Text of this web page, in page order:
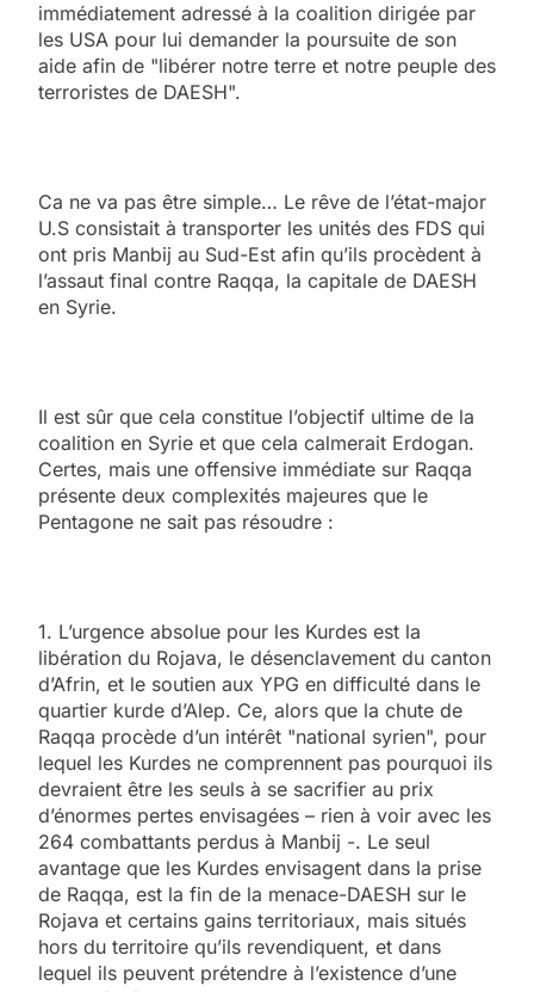
immédiatement adressé à la coalition dirigée par
les USA pour lui demander la poursuite de son
aide afin de "libérer notre terre et notre peuple des
terroristes de DAESH".
Ca ne va pas être simple… Le rêve de l’état-major
U.S consistait à transporter les unités des FDS qui
ont pris Manbij au Sud-Est afin qu’ils procèdent à
l’assaut final contre Raqqa, la capitale de DAESH
en Syrie.
Il est sûr que cela constitue l’objectif ultime de la
coalition en Syrie et que cela calmerait Erdogan.
Certes, mais une offensive immédiate sur Raqqa
présente deux complexités majeures que le
Pentagone ne sait pas résoudre :
1. L’urgence absolue pour les Kurdes est la
libération du Rojava, le désenclavement du canton
d’Afrin, et le soutien aux YPG en difficulté dans le
quartier kurde d’Alep. Ce, alors que la chute de
Raqqa procède d’un intérêt "national syrien", pour
lequel les Kurdes ne comprennent pas pourquoi ils
devraient être les seuls à se sacrifier au prix
d’énormes pertes envisagées – rien à voir avec les
264 combattants perdus à Manbij -. Le seul
avantage que les Kurdes envisagent dans la prise
de Raqqa, est la fin de la menace-DAESH sur le
Rojava et certains gains territoriaux, mais situés
hors du territoire qu’ils revendiquent, et dans
lequel ils peuvent prétendre à l’existence d’une